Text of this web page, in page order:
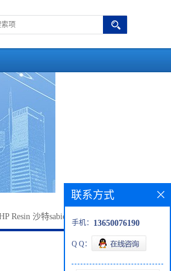
Resin 沙特sabic 食品接触合规性
联系方式
手机： 13650076190
Q Q：